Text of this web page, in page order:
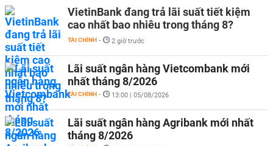
VietinBank đang trả lãi suất tiết kiệm
cao nhất bao nhiêu trong tháng 8?
TÀI CHÍNH - 2 giờ trước
Lãi suất ngân hàng Vietcombank mới
nhất tháng 8/2026
TÀI CHÍNH - 13:00 | 05/08/2026
Lãi suất ngân hàng Agribank mới nhất
tháng 8/2026